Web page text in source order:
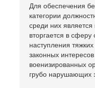
Для обеспечения
категории
среди них
вторгается в
наступления
законных
военизированных
грубо нарушающих